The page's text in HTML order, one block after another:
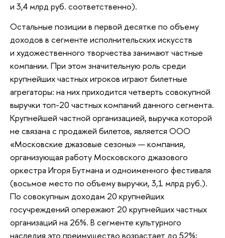
и 3,4 млрд руб. соответственно).
Остальные позиции в первой десятке по объему
доходов в сегменте исполнительских искусств
и художественного творчества занимают частные
компании. При этом значительную роль среди
крупнейших частных игроков играют билетные
агрегаторы: на них приходится четверть совокупной
выручки топ-20 частных компаний данного сегмента.
Крупнейшей частной организацией, выручка которой
не связана с продажей билетов, является ООО
«Московские джазовые сезоны» — компания,
организующая работу Московского джазового
оркестра Игоря Бутмана и одноименного фестиваля
(восьмое место по объему выручки, 3,1 млрд руб.).
По совокупным доходам 20 крупнейших
госучреждений опережают 20 крупнейших частных
организаций на 26%. В сегменте культурного
наследия это преимущество возрастает до 52%;